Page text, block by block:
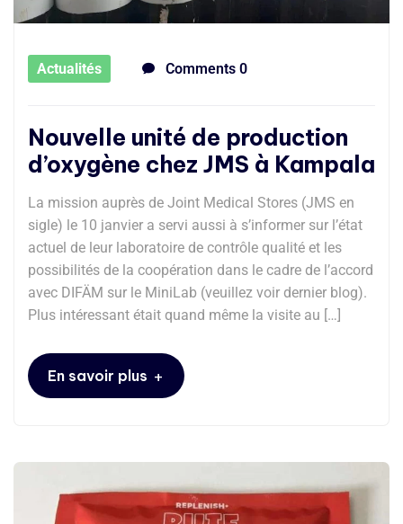
Actualités Comments 0
Nouvelle unité de production
d’oxygène chez JMS à Kampala
La mission auprès de Joint Medical Stores (JMS en
sigle) le 10 janvier a servi aussi à s’informer sur l’état
actuel de leur laboratoire de contrôle qualité et les
possibilités de la coopération dans le cadre de l’accord
avec DIFÄM sur le MiniLab (veuillez voir dernier blog).
Plus intéressant était quand même la visite au […]
En savoir plus +